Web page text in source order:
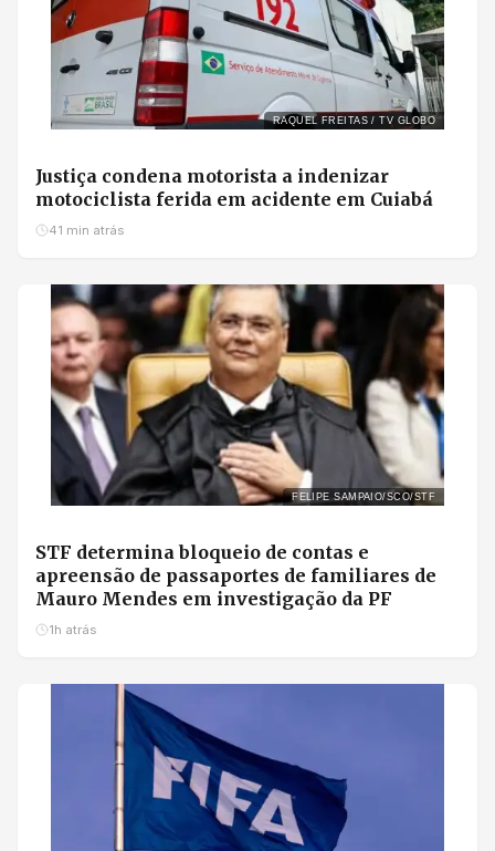
RAQUEL FREITAS / TV GLOBO
Justiça condena motorista a indenizar
motociclista ferida em acidente em Cuiabá
41 min atrás
FELIPE SAMPAIO/SCO/STF
STF determina bloqueio de contas e
apreensão de passaportes de familiares de
Mauro Mendes em investigação da PF
1h atrás